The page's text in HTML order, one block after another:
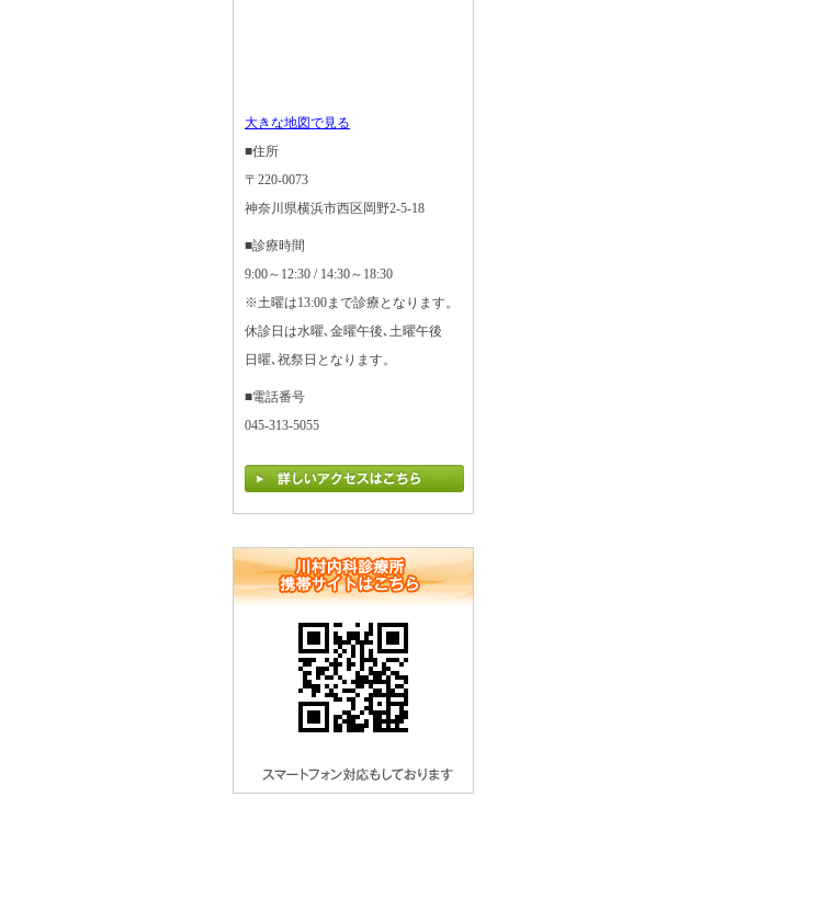
大きな地図で見る
■住所
〒220-0073
神奈川県横浜市西区岡野2-5-18
■診療時間
9:00～12:30 / 14:30～18:30
※土曜は13:00まで診療となります。
休診日は水曜､金曜午後､土曜午後
日曜､祝祭日となります。
■電話番号
045-313-5055